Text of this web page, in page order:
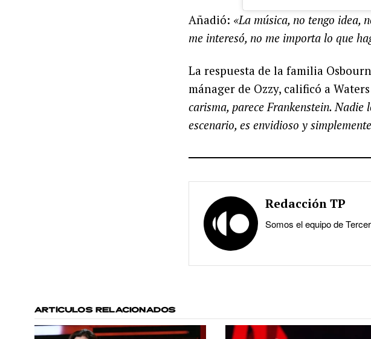
Añadió: «La música, no tengo idea,
me interesó, no me importa lo que
La respuesta de la familia
mánager de Ozzy, calificó a
carisma, parece Frankenstein.
escenario, es envidioso y
Redacción TP
Somos el equipo de
ARTÍCULOS RELACIONADOS